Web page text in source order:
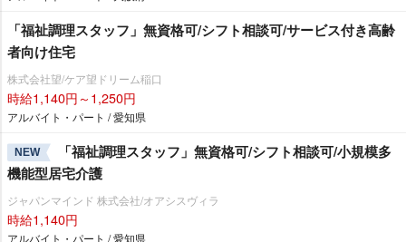
「福祉調理スタッフ」無資格可/シフト相談可/サービス付き高齢
者向け住宅
株式会社望/ケア望ドリーム稲口
時給1,140円～1,250円
アルバイト・パート / 愛知県
NEW
「福祉調理スタッフ」無資格可/シフト相談可/小規模多
機能型居宅介護
ジャパンマインド 株式会社/オアシスヴィラ
時給1,140円
アルバイト・パート / 愛知県